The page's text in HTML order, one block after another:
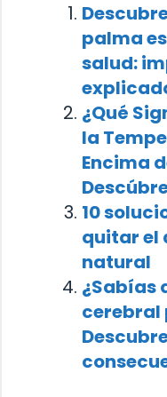
palma
salud:
¿Qué
la
Encima
10
quitar el
natural
¿Sabías
cerebral